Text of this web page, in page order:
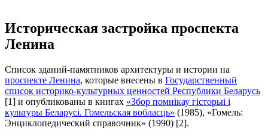
Историческая застройка проспекта
Ленина
Список зданий-памятников архитектуры и истории на
проспекте Ленина, которые внесены в Государственный
список историко-культурных ценностей Республики Беларусь
[1] и опубликованы в книгах «Збор помнiкау гicтoрыi i
культуры Беларусi. Гомельская вобласць» (1985), «Гомель:
Энциклопедический справочник» (1990) [2].